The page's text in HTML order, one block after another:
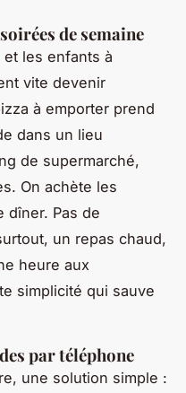
de semaine
les enfants à
vite devenir
à emporter prend
dans un lieu
de supermarché,
On achète les
dîner. Pas de
un repas chaud,
heure aux
simplicité qui sauve
par téléphone
une solution simple :